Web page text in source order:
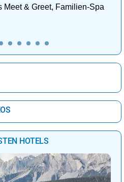
Meet & Greet, Familien-Spa
HOTELS